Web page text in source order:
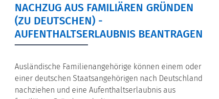
NACHZUG AUS FAMILIÄREN GRÜNDEN
(ZU DEUTSCHEN) -
AUFENTHALTSERLAUBNIS BEANTRAGEN
Ausländische Familienangehörige können einem oder
einer deutschen Staatsangehörigen nach Deutschland
nachziehen und eine Aufenthaltserlaubnis aus